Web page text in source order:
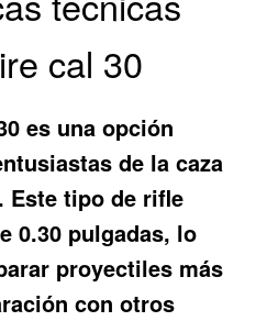
cal 30
es una opción
de la caza
Este tipo de rifle
0.30 pulgadas, lo
proyectiles más
con otros